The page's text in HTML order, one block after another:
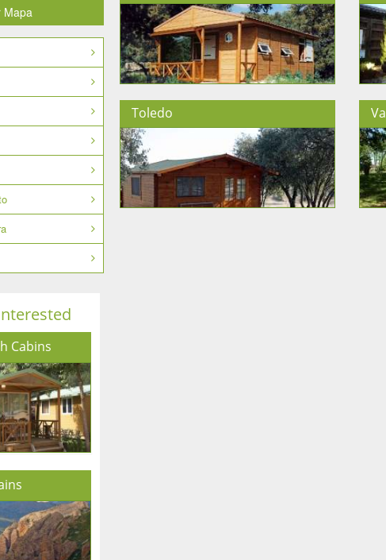
Toledo
Mapa
Cabins